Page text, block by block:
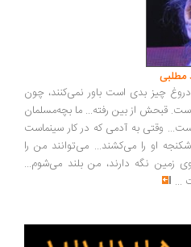
مطلبی
چیز بدی است باور نمی‌کنند، چون
قبحش از بین رفته... ما بچه‌مسلمان
وقتی به آدمی که در کار سینماست
او را می‌کشند... می‌توانند من را
زمین نگه دارند، من بلند می‌شوم...
...